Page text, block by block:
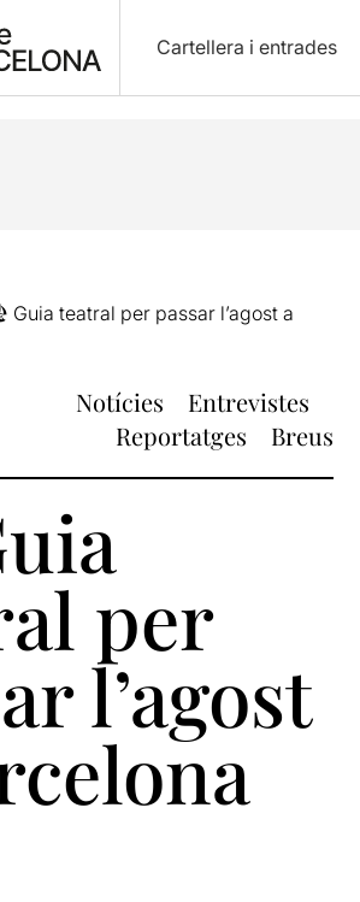
Cartellera i entrades
Guia teatral per passar l’agost a
Notícies
Entrevistes
Reportatges
Breus
per
l’agost